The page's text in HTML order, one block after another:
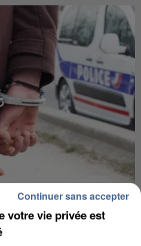
LA DZ MAFIA
votre vie privée est
Continuer sans accepter